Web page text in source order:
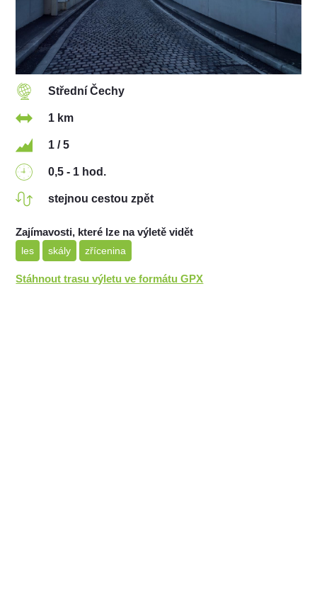
Střední Čechy
1 km
1 / 5
0,5 - 1 hod.
stejnou cestou zpět
Zajímavosti, které lze na výletě vidět
les skály zřícenina
Stáhnout trasu výletu ve formátu GPX